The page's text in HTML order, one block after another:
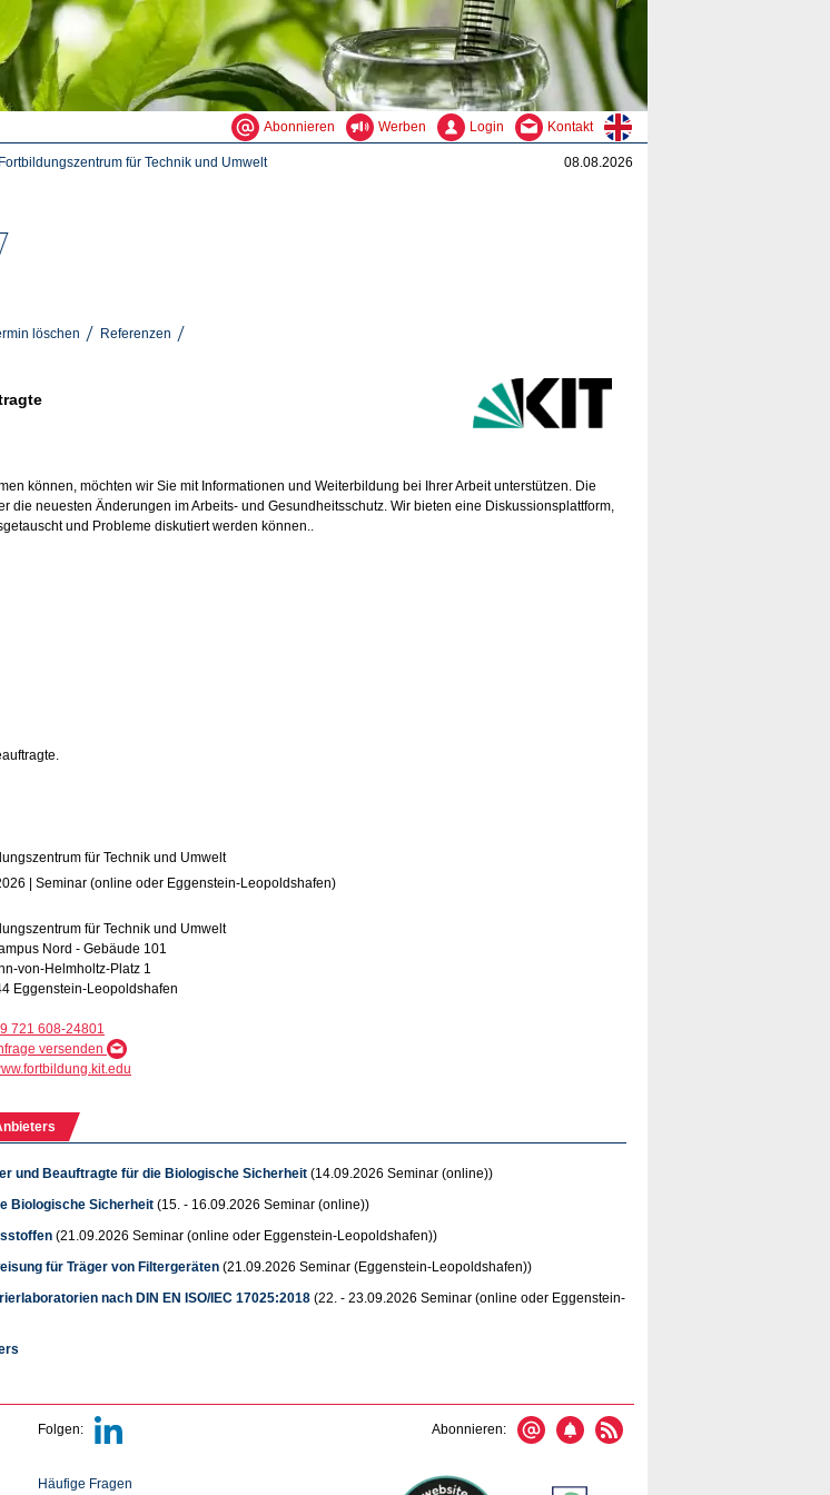
Abonnieren Werben Login Kontakt
Fortbildungszentrum für Technik und Umwelt 08.08.2026
löschen Referenzen
können, möchten wir Sie mit Informationen und Weiterbildung bei Ihrer Arbeit unterstützen. Die
die neuesten Änderungen im Arbeits- und Gesundheitsschutz. Wir bieten eine Diskussionsplattform,
und Probleme diskutiert werden können..
für Technik und Umwelt
| Seminar (online oder Eggenstein-Leopoldshafen)
für Technik und Umwelt
Nord - Gebäude 101
von-Helmholtz-Platz 1
Eggenstein-Leopoldshafen
721 608-24801
versenden
und Beauftragte für die Biologische Sicherheit (14.09.2026 Seminar (online))
Biologische Sicherheit (15. - 16.09.2026 Seminar (online))
(21.09.2026 Seminar (online oder Eggenstein-Leopoldshafen))
für Träger von Filtergeräten (21.09.2026 Seminar (Eggenstein-Leopoldshafen))
nach DIN EN ISO/IEC 17025:2018 (22. - 23.09.2026 Seminar (online oder Eggenstein-
Folgen: Abonnieren:
Häufige Fragen